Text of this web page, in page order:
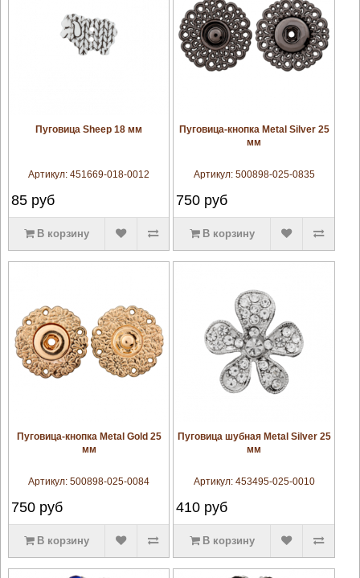
увеличить
Пуговица Sheep 18 мм
Артикул:451669-018-0012
85руб
В корзину
увеличить
Пуговица-кнопка Metal Silver 25
мм
Артикул: 500898-025-0835
750 руб
В корзину
увеличить
Пуговица-кнопка Metal Gold 25
мм
Артикул:500898-025-0084
750руб
В корзину
увеличить
Пуговица шубная Metal Silver 25
мм
Артикул: 453495-025-0010
410 руб
В корзину